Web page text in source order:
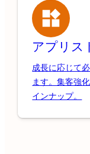
アプリス
成長に応じて
ます。集客強
インナップ。